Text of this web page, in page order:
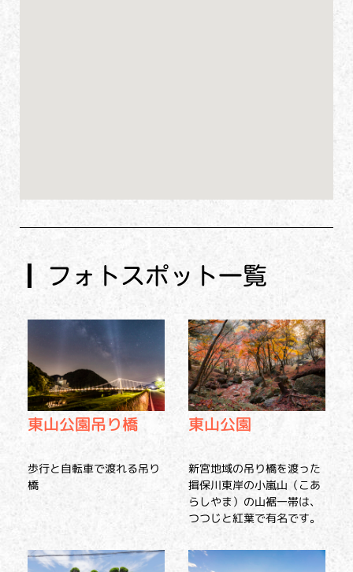
フォトスポット一覧
東山公園吊り橋
歩行と自転車で渡れる吊り
橋
東山公園
新宮地域の吊り橋を渡った
揖保川東岸の小嵐山（こあ
らしやま）の山裾一帯は、
つつじと紅葉で有名です。